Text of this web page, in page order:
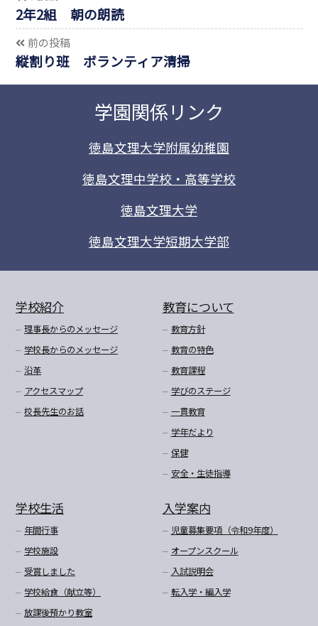
2年2組 朝の朗読
前の投稿
縦割り班 ボランティア清掃
学園関係リンク
徳島文理大学附属幼稚園
徳島文理中学校・高等学校
徳島文理大学
徳島文理大学短期大学部
学校紹介
理事長からのメッセージ
学校長からのメッセージ
沿革
アクセスマップ
校長先生のお話
教育について
教育方針
教育の特色
教育課程
学びのステージ
一貫教育
学年だより
保健
安全・生徒指導
学校生活
年間行事
学校施設
受賞しました
学校給食（献立等）
放課後預かり教室
入学案内
児童募集要項（令和9年度）
オープンスクール
入試説明会
転入学・編入学